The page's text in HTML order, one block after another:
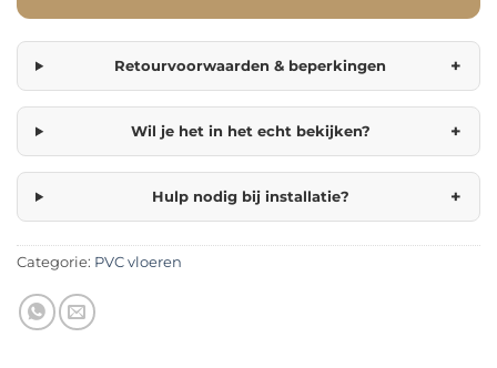
Retourvoorwaarden & beperkingen +
Wil je het in het echt bekijken? +
Hulp nodig bij installatie? +
Categorie: PVC vloeren